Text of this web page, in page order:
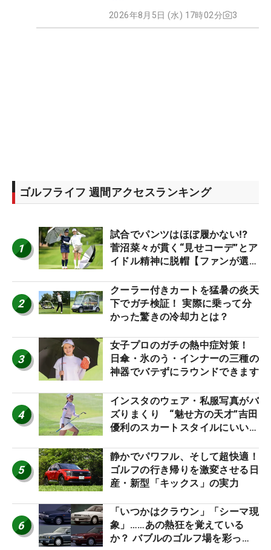
2026年8月5日 (水) 17時02分 3
ゴルフライフ 週間アクセスランキング
1
試合でパンツはほぼ履かない⁉
菅沼菜々が貫く“見せコーデ”とア
イドル精神に脱帽【ファンが選ぶ
2
クーラー付きカートを猛暑の炎天
下でガチ検証！ 実際に乗って分
かった驚きの冷却力とは？
3
女子プロのガチの熱中症対策！
日傘・氷のう・インナーの三種の
神器でバテずにラウンドできます
4
インスタのウェア・私服写真がバ
ズりまくり “魅せ方の天才”吉田
優利のスカートスタイルにいい
5
静かでパワフル、そして超快適！
ゴルフの行き帰りを激変させる日
産・新型「キックス」の実力
6
「いつかはクラウン」「シーマ現
象」……あの熱狂を覚えている
か？ バブルのゴルフ場を彩った